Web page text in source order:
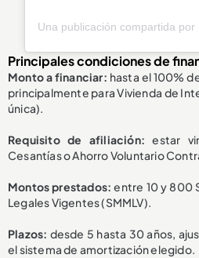
Principales condiciones de
Monto a financiar: hasta el 100%
principalmente para Vivienda de
única).
Requisito de afiliación:estar
Cesantías o Ahorro Voluntario
Montos prestados:entre 10 y 800
Legales Vigentes (SMMLV).
Plazos: desde 5 hasta 30 años,
el sistema de amortización elegido.